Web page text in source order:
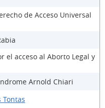
de Acceso Universal
el acceso al Aborto Legal y
Arnold Chiari
Tontas